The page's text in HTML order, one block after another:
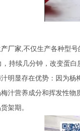
厂家,不仅生产各种型
，持续几分钟，改变蛋
明显存在优势：因为
汁营养成分和挥发性
架期。